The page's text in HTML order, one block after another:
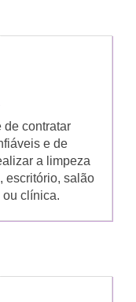
de contratar
e de
a limpeza
escritório, salão
clínica.